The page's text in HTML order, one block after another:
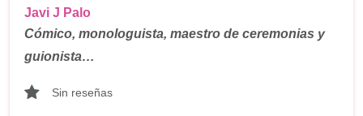
Javi J Palo
Cómico, monologuista, maestro de ceremonias y
guionista…
Sin reseñas